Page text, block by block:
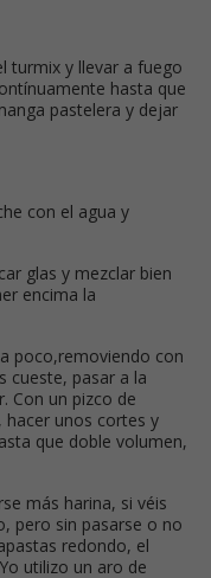
turmix y llevar a fuego
hasta que
pastelera y dejar
con el agua y
glas y mezclar bien
encima la
poco,removiendo con
cueste, pasar a la
Con un pizco de
hacer unos cortes y
que doble volumen,
más harina, si véis
pero sin pasarse o no
redondo, el
utilizo un aro de